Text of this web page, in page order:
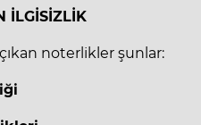
İLGİSİZLİK
noterlikler şunlar: